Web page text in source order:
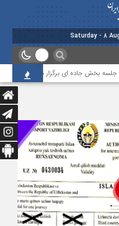
بخش جاده ای برگزار شد